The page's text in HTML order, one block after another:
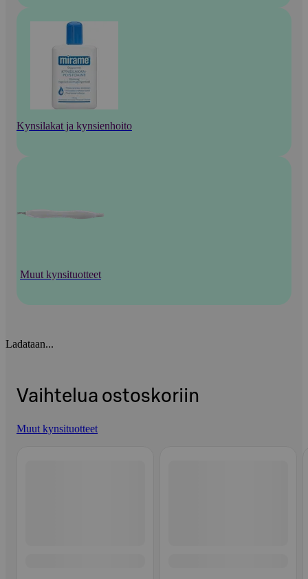
Kynsilakat ja kynsienhoito
Muut kynsituotteet
Ladataan...
Vaihtelua ostoskoriin
Muut kynsituotteet